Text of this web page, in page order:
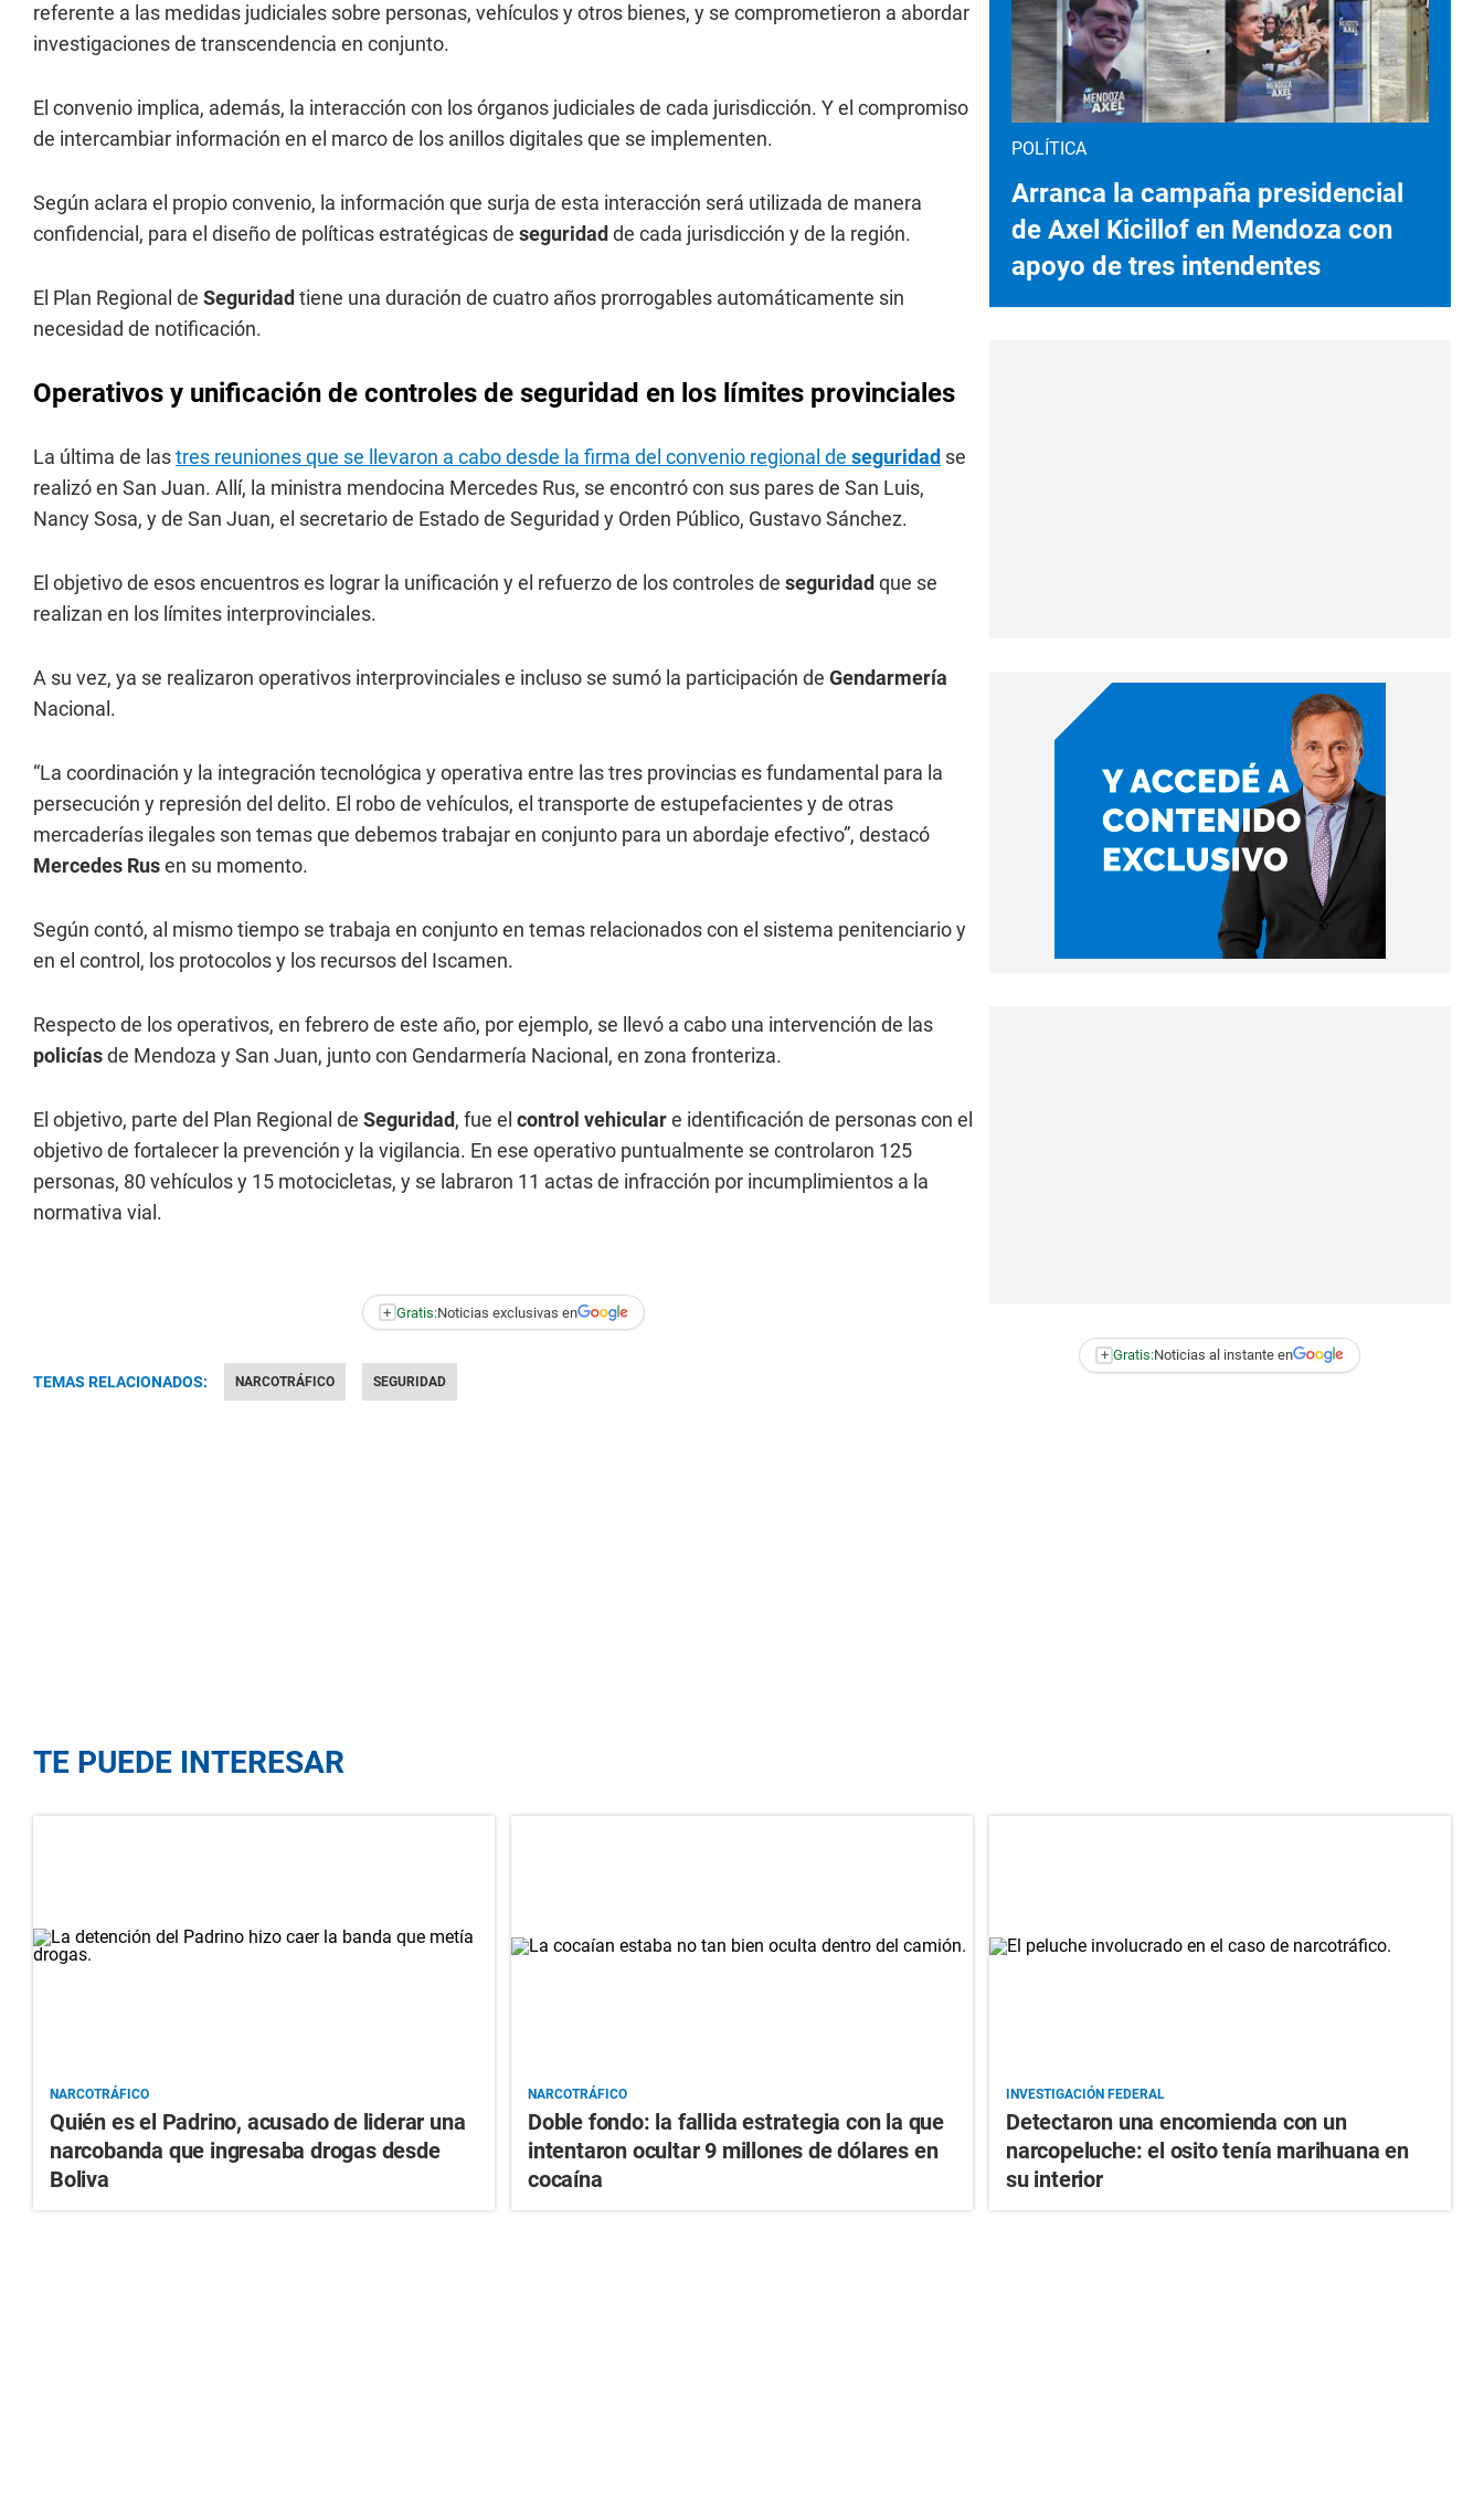
referente a las medidas judiciales sobre personas, vehículos y otros bienes, y se comprometieron a abordar
investigaciones de transcendencia en conjunto.
El convenio implica, además, la interacción con los órganos judiciales de cada jurisdicción. Y el compromiso
de intercambiar información en el marco de los anillos digitales que se implementen.
Según aclara el propio convenio, la información que surja de esta interacción será utilizada de manera
confidencial, para el diseño de políticas estratégicas de seguridad de cada jurisdicción y de la región.
El Plan Regional de Seguridad tiene una duración de cuatro años prorrogables automáticamente sin
necesidad de notificación.
Operativos y unificación de controles de seguridad en los límites provinciales
La última de lastres reuniones que se llevaron a cabo desde la firma del convenio regional de seguridad se
realizó en San Juan. Allí, la ministra mendocina Mercedes Rus, se encontró con sus pares de San Luis,
Nancy Sosa, y de San Juan, el secretario de Estado de Seguridad y Orden Público, Gustavo Sánchez.
El objetivo de esos encuentros es lograr la unificación y el refuerzo de los controles de seguridad que se
realizan en los límites interprovinciales.
A su vez, ya se realizaron operativos interprovinciales e incluso se sumó la participación de Gendarmería
Nacional.
“La coordinación y la integración tecnológica y operativa entre las tres provincias es fundamental para la
persecución y represión del delito. El robo de vehículos, el transporte de estupefacientes y de otras
mercaderías ilegales son temas que debemos trabajar en conjunto para un abordaje efectivo”, destacó
Mercedes Rusen su momento.
Según contó, al mismo tiempo se trabaja en conjunto en temas relacionados con el sistema penitenciario y
en el control, los protocolos y los recursos del Iscamen.
Respecto de los operativos, en febrero de este año, por ejemplo, se llevó a cabo una intervención de las
policíasde Mendoza y San Juan, junto con Gendarmería Nacional, en zona fronteriza.
El objetivo, parte del Plan Regional de Seguridad, fue el control vehiculare identificación de personas con el
objetivo de fortalecer la prevención y la vigilancia. En ese operativo puntualmente se controlaron 125
personas, 80 vehículos y 15 motocicletas, y se labraron 11 actas de infracción por incumplimientos a la
normativa vial.
+ Gratis:Noticias exclusivas en
TEMAS RELACIONADOS: NARCOTRÁFICO SEGURIDAD
POLÍTICA
Arranca la campaña presidencial
de Axel Kicillof en Mendoza con
apoyo de tres intendentes
+ Gratis:Noticias al instante en
TE PUEDE INTERESAR
NARCOTRÁFICO
Quién es el Padrino, acusado de liderar una
narcobanda que ingresaba drogas desde
Boliva
NARCOTRÁFICO
Doble fondo: la fallida estrategia con la que
intentaron ocultar 9 millones de dólares en
cocaína
INVESTIGACIÓN FEDERAL
Detectaron una encomienda con un
narcopeluche: el osito tenía marihuana en
su interior